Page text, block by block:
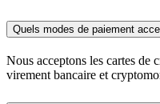
Quels modes de paiement
Nous acceptons les cartes de
virement bancaire et